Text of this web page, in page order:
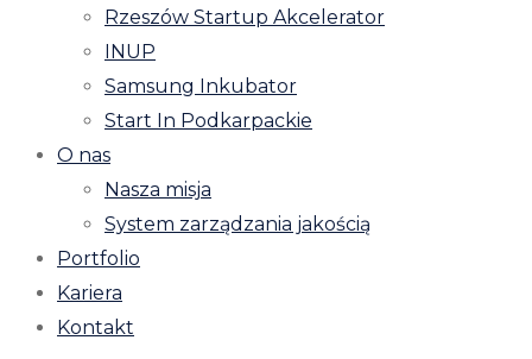
Rzeszów Startup Akcelerator
INUP
Samsung Inkubator
Start In Podkarpackie
O nas
Nasza misja
System zarządzania jakością
Portfolio
Kariera
Kontakt